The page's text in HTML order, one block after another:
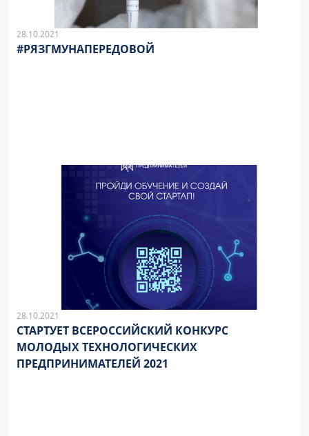
28.10.2021
#РЯЗГМУНАПЕРЕДОВОЙ
28.10.2021
СТАРТУЕТ ВСЕРОССИЙСКИЙ КОНКУРС
МОЛОДЫХ ТЕХНОЛОГИЧЕСКИХ
ПРЕДПРИНИМАТЕЛЕЙ 2021